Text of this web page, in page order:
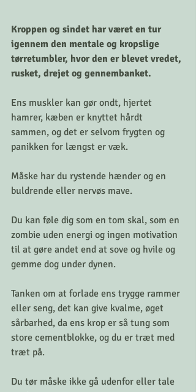
Kroppen og sindet har været en tur
igennem den mentale og kropslige
tørretumbler, hvor den er blevet vredet,
rusket, drejet og gennembanket.
Ens muskler kan gør ondt, hjertet
hamrer, kæben er knyttet hårdt
sammen, og det er selvom frygten og
panikken for længst er væk.
Måske har du rystende hænder og en
buldrende eller nervøs mave.
Du kan føle dig som en tom skal, som en
zombie uden energi og ingen motivation
til at gøre andet end at sove og hvile og
gemme dog under dynen.
Tanken om at forlade ens trygge rammer
eller seng, det kan give kvalme, øget
sårbarhed, da ens krop er så tung som
store cementblokke, og du er træt med
træt på.
Du tør måske ikke gå udenfor eller tale